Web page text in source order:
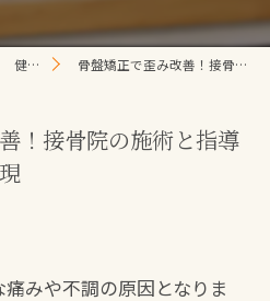
健康コラム 骨盤矯正で歪み改善！接骨院の施術と指導で健康な未来を実現
！接骨院の施術と指導
みや不調の原因となりま